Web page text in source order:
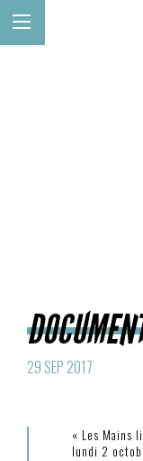
29 SEP 2017
« Les Mains
lundi 2